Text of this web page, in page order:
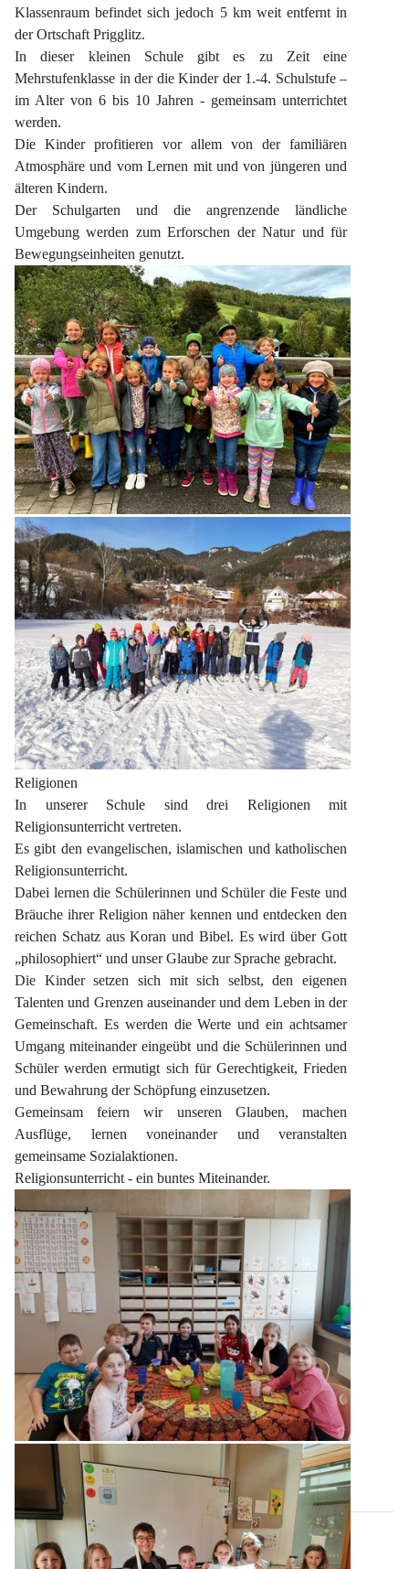
Klassenraum befindet sich jedoch 5 km weit entfernt in
der Ortschaft Prigglitz.
In dieser kleinen Schule gibt es zu Zeit eine
Mehrstufenklasse in der die Kinder der 1.-4. Schulstufe –
im Alter von 6 bis 10 Jahren - gemeinsam unterrichtet
werden.
Die Kinder profitieren vor allem von der familiären
Atmosphäre und vom Lernen mit und von jüngeren und
älteren Kindern.
Der Schulgarten und die angrenzende ländliche
Umgebung werden zum Erforschen der Natur und für
Bewegungseinheiten genutzt.
Religionen
In unserer Schule sind drei Religionen mit
Religionsunterricht vertreten.
Es gibt den evangelischen, islamischen und katholischen
Religionsunterricht.
Dabei lernen die Schülerinnen und Schüler die Feste und
Bräuche ihrer Religion näher kennen und entdecken den
reichen Schatz aus Koran und Bibel. Es wird über Gott
„philosophiert“ und unser Glaube zur Sprache gebracht.
Die Kinder setzen sich mit sich selbst, den eigenen
Talenten und Grenzen auseinander und dem Leben in der
Gemeinschaft. Es werden die Werte und ein achtsamer
Umgang miteinander eingeübt und die Schülerinnen und
Schüler werden ermutigt sich für Gerechtigkeit, Frieden
und Bewahrung der Schöpfung einzusetzen.
Gemeinsam feiern wir unseren Glauben, machen
Ausflüge, lernen voneinander und veranstalten
gemeinsame Sozialaktionen.
Religionsunterricht - ein buntes Miteinander.